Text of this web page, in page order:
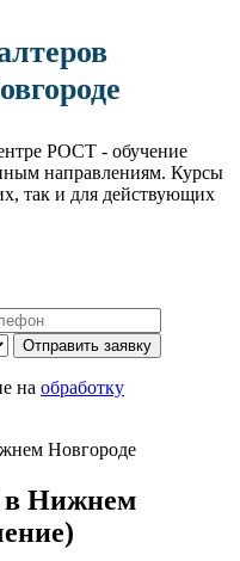
РОСТ - обучение
направлениям. Курсы
так и для действующих
Отправить заявку
на обработку
Новгороде
в Нижнем